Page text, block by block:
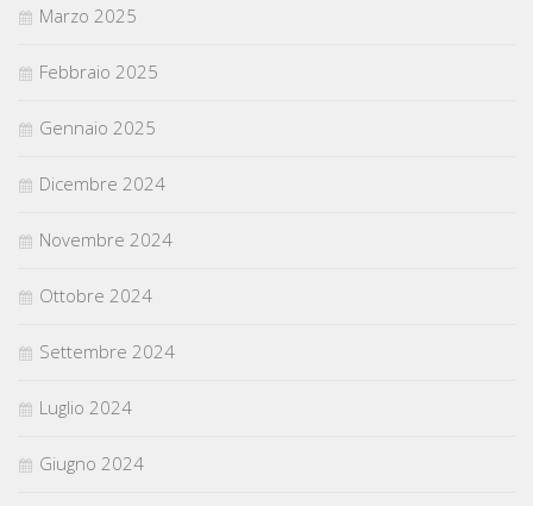
Marzo 2025
Febbraio 2025
Gennaio 2025
Dicembre 2024
Novembre 2024
Ottobre 2024
Settembre 2024
Luglio 2024
Giugno 2024